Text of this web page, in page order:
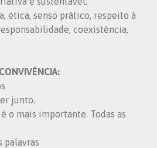
ética, senso prático, respeito à
coexistência,
junto.
o mais importante. Todas as
palavras